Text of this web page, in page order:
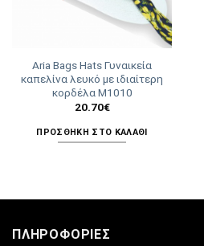
Aria Bags Hats Γυναικεία
καπελίνα λευκό με ιδιαίτερη
κορδέλα Μ1010
20.70€
ΠΡΟΣΘΉΚΗ ΣΤΟ ΚΑΛΆΘΙ
ΠΛΗΡΟΦΟΡΊΕΣ